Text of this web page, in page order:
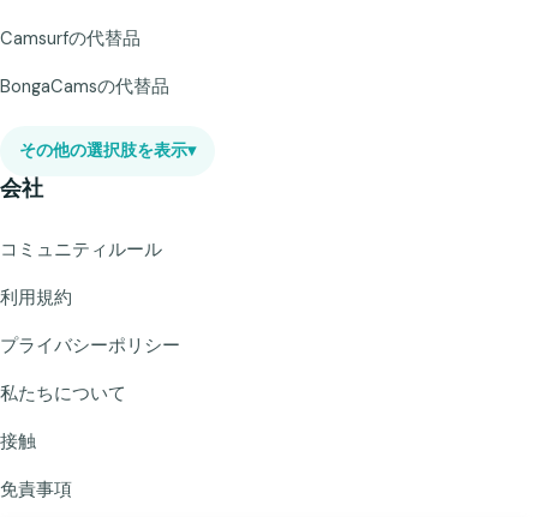
Camsurfの代替品
BongaCamsの代替品
その他の選択肢を表示▾
会社
コミュニティルール
利用規約
プライバシーポリシー
私たちについて
接触
免責事項